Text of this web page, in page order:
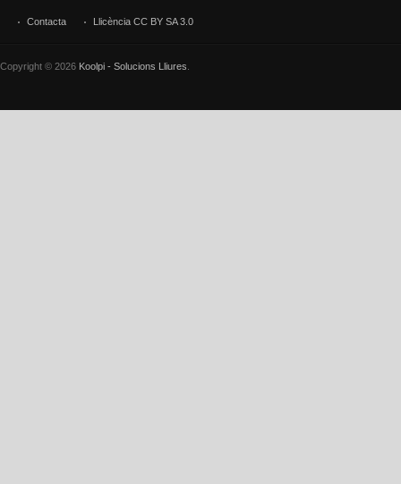
Contacta Llicència CC BY SA 3.0
Copyright © 2026 Koolpi - Solucions Lliures